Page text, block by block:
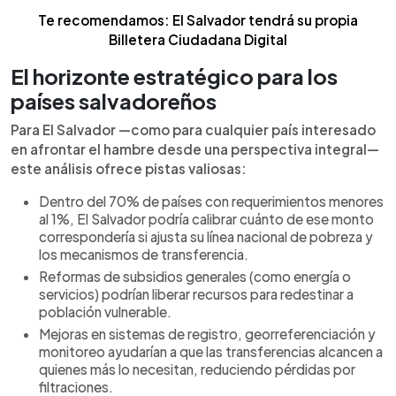
Te recomendamos: El Salvador tendrá su propia
Billetera Ciudadana Digital
El horizonte estratégico para los
países salvadoreños
Para El Salvador —como para cualquier país interesado
en afrontar el hambre desde una perspectiva integral—
este análisis ofrece pistas valiosas:
Dentro del 70% de países con requerimientos menores
al 1%, El Salvador podría calibrar cuánto de ese monto
correspondería si ajusta su línea nacional de pobreza y
los mecanismos de transferencia.
Reformas de subsidios generales (como energía o
servicios) podrían liberar recursos para redestinar a
población vulnerable.
Mejoras en sistemas de registro, georreferenciación y
monitoreo ayudarían a que las transferencias alcancen a
quienes más lo necesitan, reduciendo pérdidas por
filtraciones.